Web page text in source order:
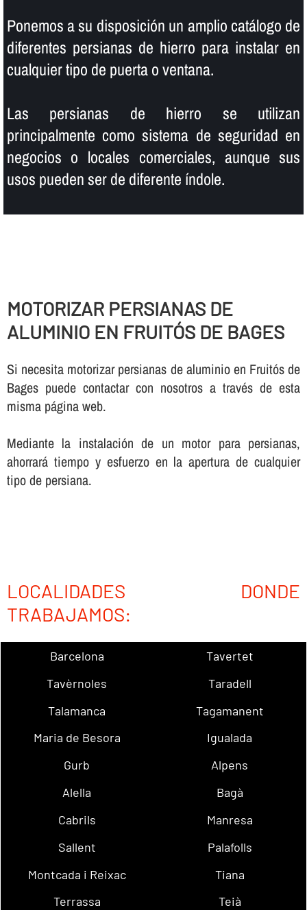
Ponemos a su disposición un amplio catálogo de
diferentes persianas de hierro para instalar en
cualquier tipo de puerta o ventana.
Las persianas de hierro se utilizan
principalmente como sistema de seguridad en
negocios o locales comerciales, aunque sus
usos pueden ser de diferente í­ndole.
MOTORIZAR PERSIANAS DE
ALUMINIO EN FRUITÓS DE BAGES
Si necesita motorizar persianas de aluminio en Fruitós de
Bages puede contactar con nosotros a través de esta
misma página web.
Mediante la instalación de un motor para persianas,
ahorrará tiempo y esfuerzo en la apertura de cualquier
tipo de persiana.
LOCALIDADES DONDE
TRABAJAMOS:
Barcelona
Tavertet
Tavèrnoles
Taradell
Talamanca
Tagamanent
Maria de Besora
Igualada
Gurb
Alpens
Alella
Bagà
Cabrils
Manresa
Sallent
Palafolls
Montcada i Reixac
Tiana
Terrassa
Teià